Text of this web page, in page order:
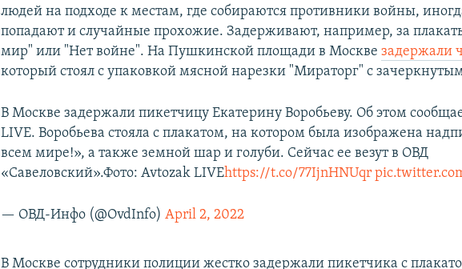
людей на подходе к местам, где собираются противники войны,
попадают и случайные прохожие. Задерживают, например, за
мир" или "Нет войне". На Пушкинской площади в Москвезадержали
который стоял с упаковкой мясной нарезки "Мираторг" с
В Москве задержали пикетчицу Екатерину Воробьеву. Об этом
LIVE. Воробьева стояла с плакатом, на котором была изображена
всем мире!», а также земной шар и голуби. Сейчас ее везут в ОВД
«Савеловский».Фото: Avtozak LIVEhttps://t.co/77IjnHNUqr
— ОВД-Инфо (@OvdInfo)April 2, 2022
В Москве сотрудники полиции жестко задержали пикетчика с